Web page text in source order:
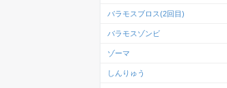
バラモスブロス(2回目)
バラモスゾンビ
ゾーマ
しんりゅう